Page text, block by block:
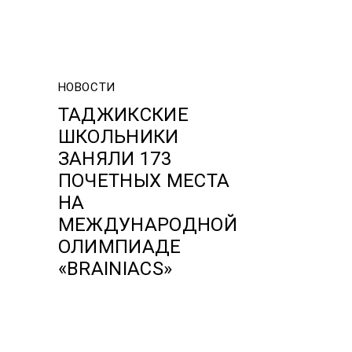
НОВОСТИ
ТАДЖИКСКИЕ
ШКОЛЬНИКИ
ЗАНЯЛИ 173
ПОЧЕТНЫХ МЕСТА
НА
МЕЖДУНАРОДНОЙ
ОЛИМПИАДЕ
«BRAINIACS»